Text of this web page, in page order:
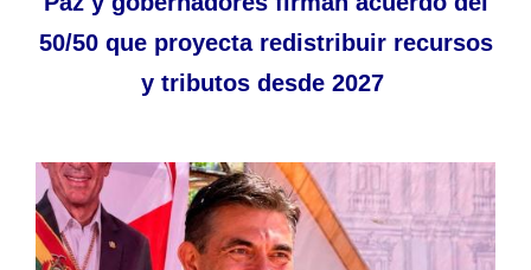
50/50 que proyecta redistribuir recursos
y tributos desde 2027